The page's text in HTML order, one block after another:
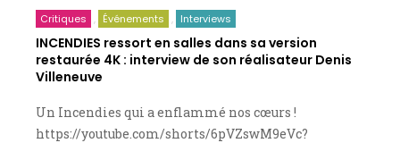
Critiques Événements Interviews
INCENDIES ressort en salles dans sa version
restaurée 4K : interview de son réalisateur Denis
Villeneuve
Un Incendies qui a enflammé nos cœurs !
https://youtube.com/shorts/6pVZswM9eVc?